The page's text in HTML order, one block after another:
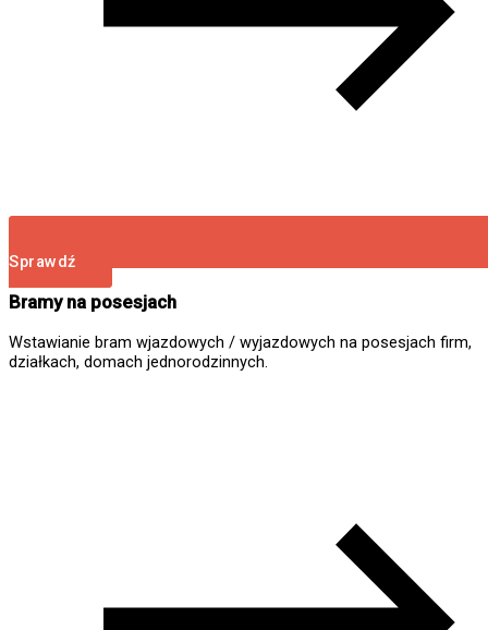
Sprawdź
Bramy na posesjach
Wstawianie bram wjazdowych / wyjazdowych na posesjach firm,
działkach, domach jednorodzinnych.